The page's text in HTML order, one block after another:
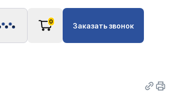
0 Заказать звонок